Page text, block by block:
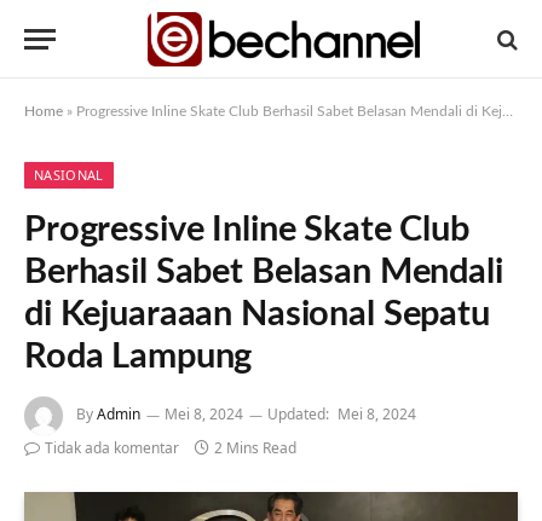
Home » Progressive Inline Skate Club Berhasil Sabet Belasan Mendali di Kejuaraaan Nasional Sepatu Roda Lampung
NASIONAL
Progressive Inline Skate Club
Berhasil Sabet Belasan Mendali
di Kejuaraaan Nasional Sepatu
Roda Lampung
ByAdmin Mei 8, 2024 Updated: Mei 8, 2024
Tidak ada komentar
2 Mins Read